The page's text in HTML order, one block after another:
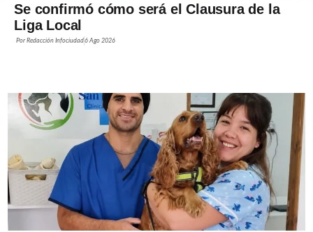
Se confirmó cómo será el Clausura de la
Liga Local
PorRedacción Infociudad6 Ago 2026